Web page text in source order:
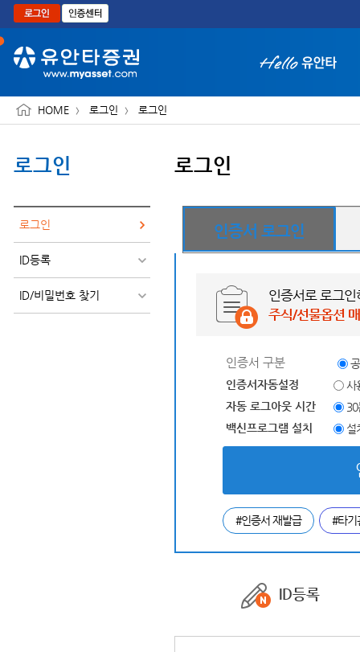
본문으로 바로가기
HOME 로그인 로그인
로그인
로그인
ID등록
ID/비밀번호 찾기
로그인
인증서 로그인
인증서로 로그
주식/선물옵션
인증서 구분
인증서자동설정
사
자동 로그아웃 시간
30
백신프로그램 설치
설
#인증서 재발급 #타기
ID등록